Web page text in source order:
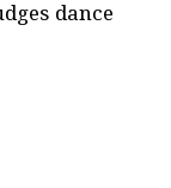
dance